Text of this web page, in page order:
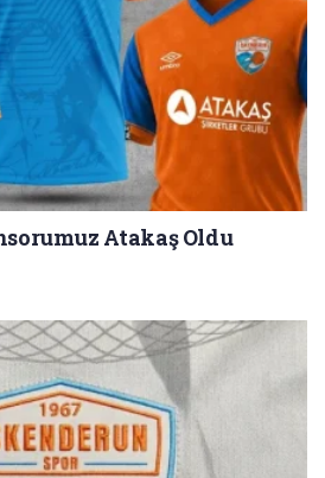
Atakaş Oldu